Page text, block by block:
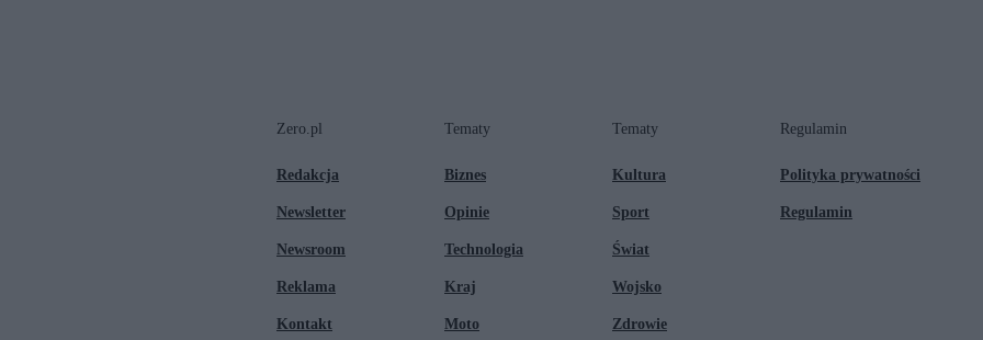
Zero.pl
Redakcja
Newsletter
Newsroom
Reklama
Kontakt
Tematy
Biznes
Opinie
Technologia
Kraj
Moto
Tematy
Kultura
Sport
Świat
Wojsko
Zdrowie
Regulamin
Polityka prywatności
Regulamin